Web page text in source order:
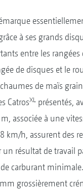
à ses grands
entre les
de disques et le
chaumes de maïs
CatrosXL présentés,
associée à une
km/h, assurent des
résultat de travail
carburant
grossièrement